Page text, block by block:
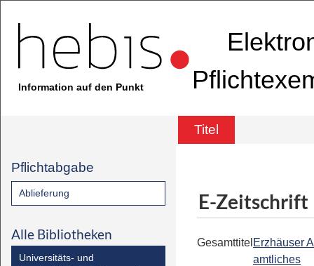
Information auf den Punkt
Titel
Pflichtabgabe
Ablieferung
Alle Bibliotheken
Universitäts- und
E-Zeitschrift
Gesamttitel Erzhäuser
amtliches